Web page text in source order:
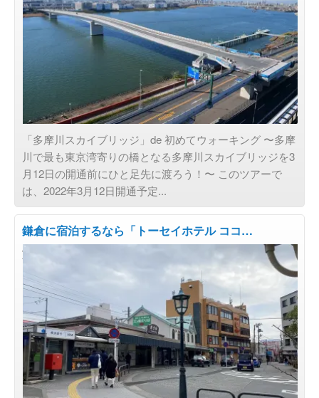
「多摩川スカイブリッジ」de 初めてウォーキング 〜多摩
川で最も東京湾寄りの橋となる多摩川スカイブリッジを3
月12日の開通前にひと足先に渡ろう！〜 このツアーで
は、2022年3月12日開通予定...
鎌倉に宿泊するなら「トーセイホテル ココ…
旅の目的で選ぶ